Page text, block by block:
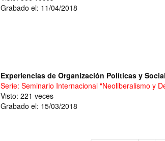
Grabado el: 11/04/2018
Experiencias de Organización Políticas y
Serie: Seminario Internacional "Neoliberalismo y
Visto: 221 veces
Grabado el: 15/03/2018